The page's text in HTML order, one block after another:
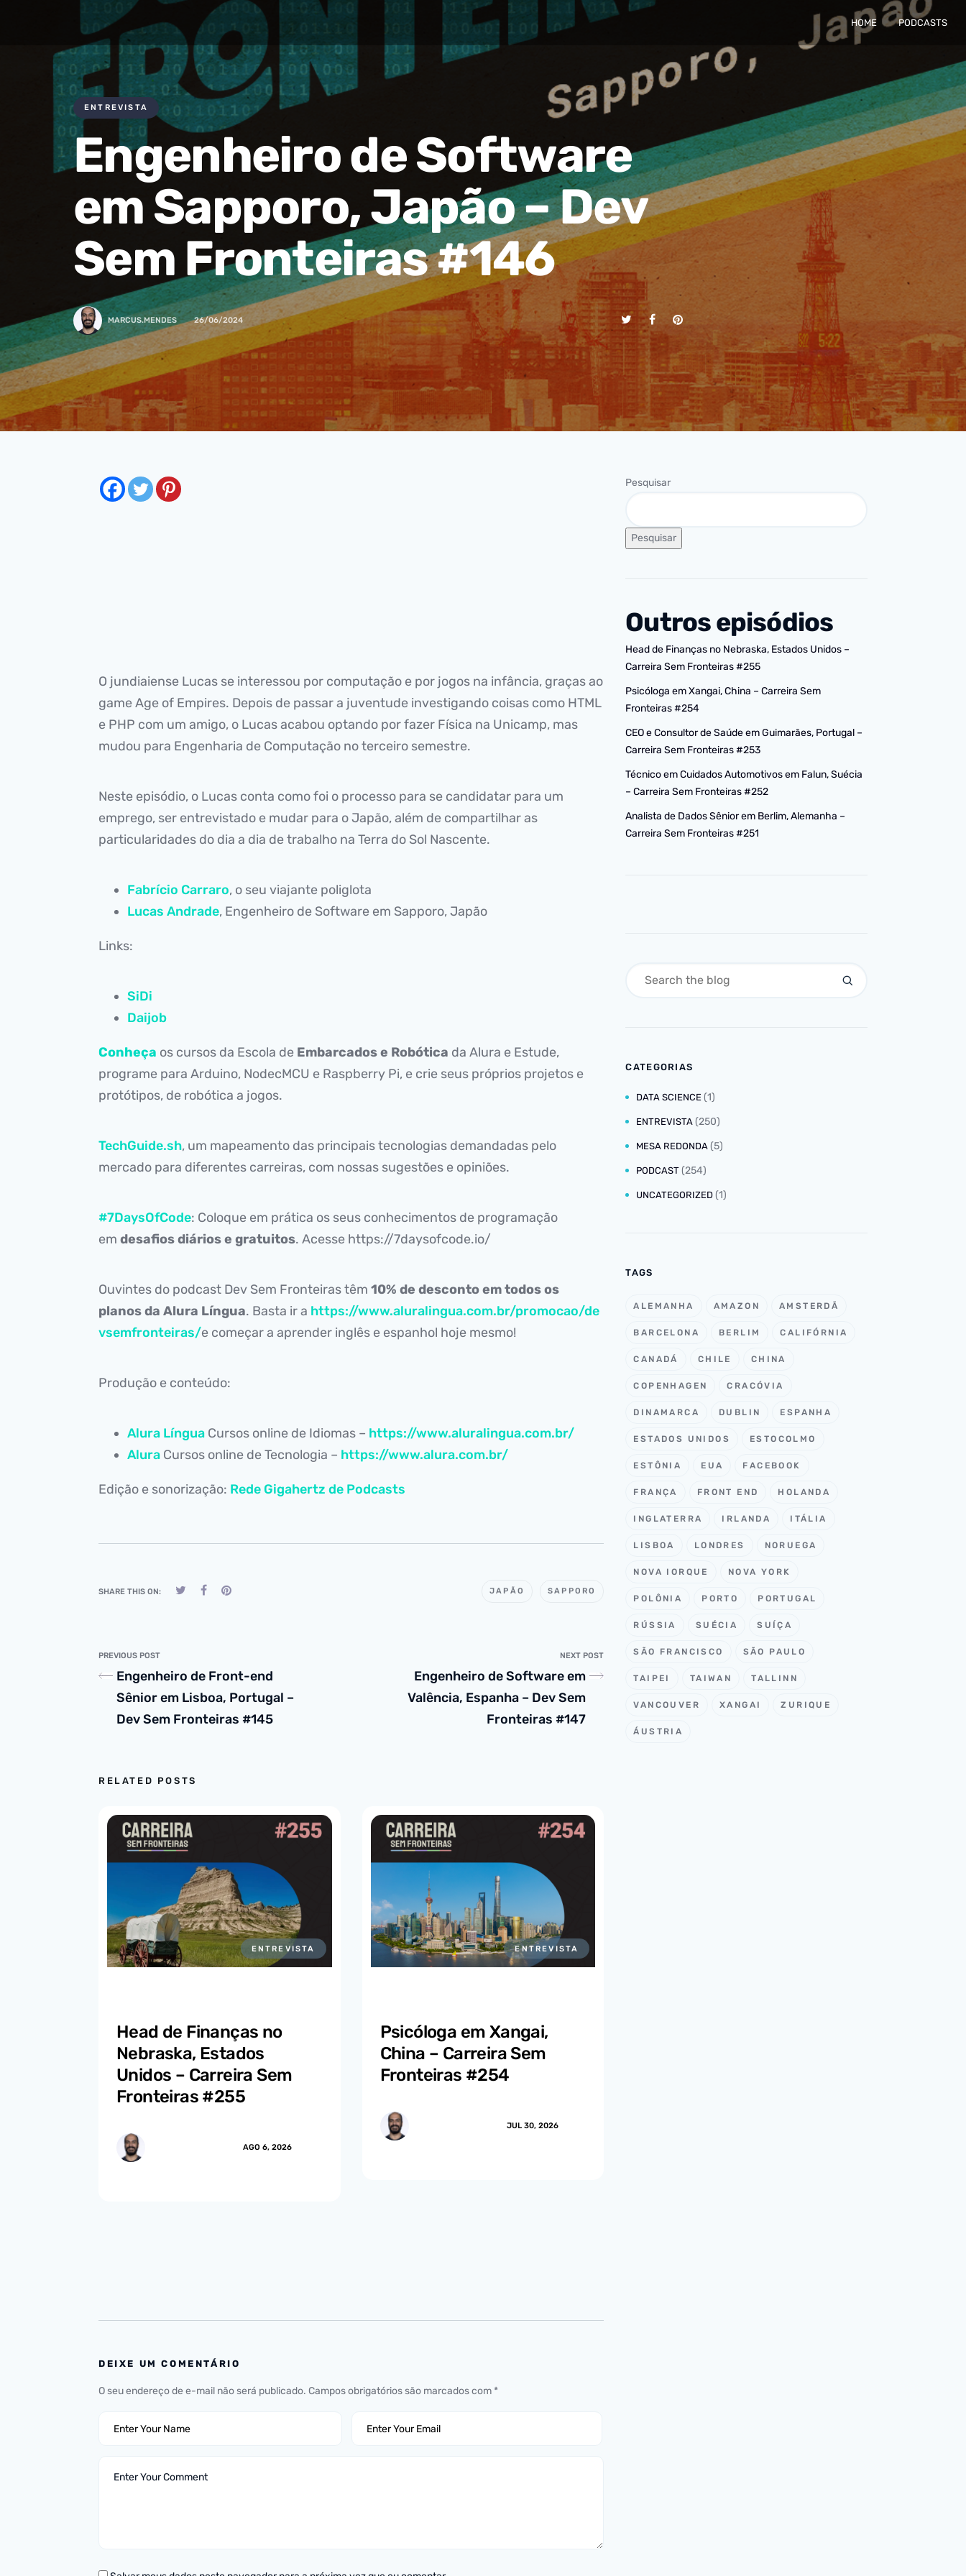
HOME PODCASTS
ENTREVISTA
Engenheiro de Software
em Sapporo, Japão – Dev
Sem Fronteiras #146
MARCUS.MENDES 26/06/2024
O jundiaiense Lucas se interessou por computação e por jogos na infância, graças ao
game Age of Empires. Depois de passar a juventude investigando coisas como HTML
e PHP com um amigo, o Lucas acabou optando por fazer Física na Unicamp, mas
mudou para Engenharia de Computação no terceiro semestre.
Neste episódio, o Lucas conta como foi o processo para se candidatar para um
emprego, ser entrevistado e mudar para o Japão, além de compartilhar as
particularidades do dia a dia de trabalho na Terra do Sol Nascente.
Fabrício Carraro, o seu viajante poliglota
Lucas Andrade, Engenheiro de Software em Sapporo, Japão
Links:
SiDi
Daijob
Conheça os cursos da Escola de Embarcados e Robótica da Alura e Estude,
programe para Arduino, NodecMCU e Raspberry Pi, e crie seus próprios projetos e
protótipos, de robótica a jogos.
TechGuide.sh, um mapeamento das principais tecnologias demandadas pelo
mercado para diferentes carreiras, com nossas sugestões e opiniões.
#7DaysOfCode: Coloque em prática os seus conhecimentos de programação
em desafios diários e gratuitos. Acesse https://7daysofcode.io/
Ouvintes do podcast Dev Sem Fronteiras têm 10% de desconto em todos os
planos da Alura Língua. Basta ir a https://www.aluralingua.com.br/promocao/de
vsemfronteiras/e começar a aprender inglês e espanhol hoje mesmo!
Produção e conteúdo:
Alura Língua Cursos online de Idiomas – https://www.aluralingua.com.br/
Alura Cursos online de Tecnologia – https://www.alura.com.br/
Edição e sonorização: Rede Gigahertz de Podcasts
SHARE THIS ON: JAPÃO SAPPORO
PREVIOUS POST
Engenheiro de Front-end
Sênior em Lisboa, Portugal –
Dev Sem Fronteiras #145
NEXT POST
Engenheiro de Software em
Valência, Espanha – Dev Sem
Fronteiras #147
RELATED POSTS
ENTREVISTA
Head de Finanças no
Nebraska, Estados
Unidos – Carreira Sem
Fronteiras #255
AGO 6, 2026
ENTREVISTA
Psicóloga em Xangai,
China – Carreira Sem
Fronteiras #254
JUL 30, 2026
DEIXE UM COMENTÁRIO
O seu endereço de e-mail não será publicado. Campos obrigatórios são marcados com *
Pesquisar
Pesquisar
Outros episódios
Head de Finanças no Nebraska, Estados Unidos –
Carreira Sem Fronteiras #255
Psicóloga em Xangai, China – Carreira Sem
Fronteiras #254
CEO e Consultor de Saúde em Guimarães, Portugal –
Carreira Sem Fronteiras #253
Técnico em Cuidados Automotivos em Falun, Suécia
– Carreira Sem Fronteiras #252
Analista de Dados Sênior em Berlim, Alemanha –
Carreira Sem Fronteiras #251
CATEGORIAS
DATA SCIENCE (1)
ENTREVISTA (250)
MESA REDONDA (5)
PODCAST (254)
UNCATEGORIZED (1)
TAGS
ALEMANHA AMAZON AMSTERDÃ
BARCELONA BERLIM CALIFÓRNIA
CANADÁ CHILE CHINA
COPENHAGEN CRACÓVIA
DINAMARCA DUBLIN ESPANHA
ESTADOS UNIDOS ESTOCOLMO
ESTÔNIA EUA FACEBOOK
FRANÇA FRONT END HOLANDA
INGLATERRA IRLANDA ITÁLIA
LISBOA LONDRES NORUEGA
NOVA IORQUE NOVA YORK
POLÔNIA PORTO PORTUGAL
RÚSSIA SUÉCIA SUÍÇA
SÃO FRANCISCO SÃO PAULO
TAIPEI TAIWAN TALLINN
VANCOUVER XANGAI ZURIQUE
ÁUSTRIA